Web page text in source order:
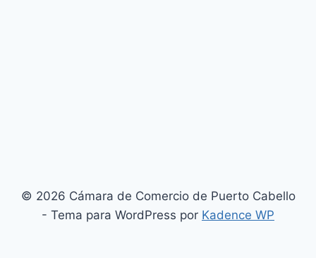
© 2026 Cámara de Comercio de Puerto Cabello
- Tema para WordPress por Kadence WP